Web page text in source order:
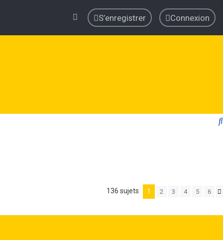
Connexion
S’enregistrer
136 sujets 1 2 3 4 5 6